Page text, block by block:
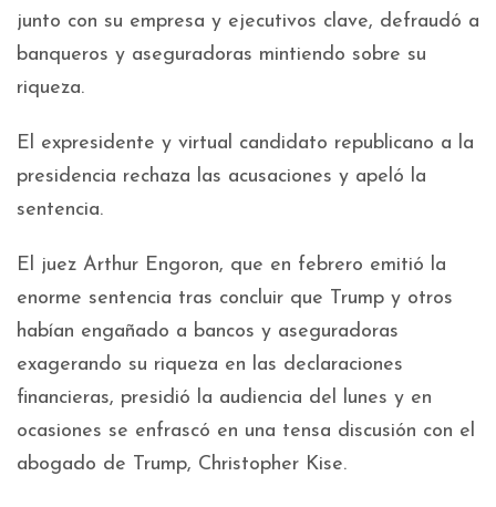
junto con su empresa y ejecutivos clave, defraudó a
banqueros y aseguradoras mintiendo sobre su
riqueza.
El expresidente y virtual candidato republicano a la
presidencia rechaza las acusaciones y apeló la
sentencia.
El juez Arthur Engoron, que en febrero emitió la
enorme sentencia tras concluir que Trump y otros
habían engañado a bancos y aseguradoras
exagerando su riqueza en las declaraciones
financieras, presidió la audiencia del lunes y en
ocasiones se enfrascó en una tensa discusión con el
abogado de Trump, Christopher Kise.